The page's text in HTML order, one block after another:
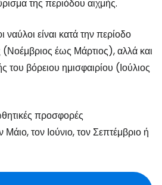
της περιόδου αιχμής.
είναι κατά την περίοδο
(Νοέμβριος έως Μάρτιος), αλλά και
του βόρειου ημισφαιρίου (Ιούλιος
προσφορές
τον Ιούνιο, τον Σεπτέμβριο ή